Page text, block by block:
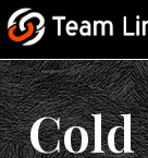
Cold